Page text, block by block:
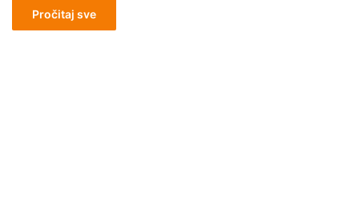
Pročitaj sve